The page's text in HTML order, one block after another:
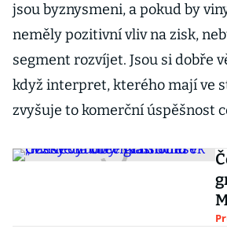
jsou byznysmeni, a pokud by
neměly pozitivní vliv na zisk,
segment rozvíjet. Jsou si dobře
když interpret, kterého mají ve
zvyšuje to komerční úspěšnost